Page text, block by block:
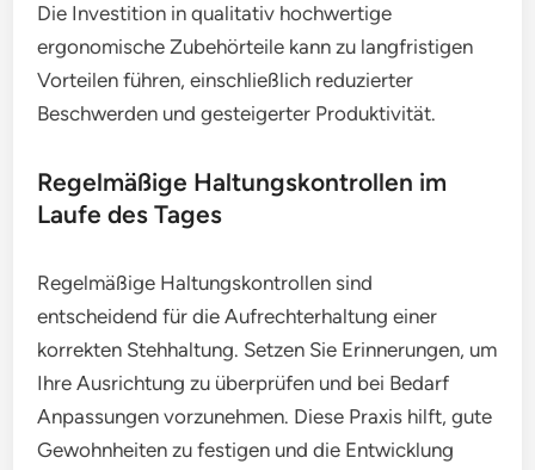
Die Investition in qualitativ hochwertige
ergonomische Zubehörteile kann zu langfristigen
Vorteilen führen, einschließlich reduzierter
Beschwerden und gesteigerter Produktivität.
Regelmäßige Haltungskontrollen im
Laufe des Tages
Regelmäßige Haltungskontrollen sind
entscheidend für die Aufrechterhaltung einer
korrekten Stehhaltung. Setzen Sie Erinnerungen, um
Ihre Ausrichtung zu überprüfen und bei Bedarf
Anpassungen vorzunehmen. Diese Praxis hilft, gute
Gewohnheiten zu festigen und die Entwicklung